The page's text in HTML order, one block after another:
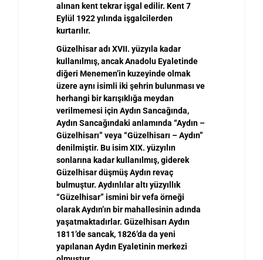
al ınan kent tekrar işgal edilir. Kent 7
Eyl ü l 1922 yı ında işgalcilerden
kurtarı ır.
Güzelhisar adı XVII. yüzyıla kadar
kullanılmış, ancak Anadolu Eyaletinde
diğeri Menemen’in kuzeyinde olmak
üzere aynı isimli iki şehrin bulunması ve
herhangi bir karışıkl ığa meydan
verilmemesi için Aydın Sancağında,
Aydın Sancağındaki anlamında “Aydın –
Güzelhisarı” veya “Güzelhisarı –Aydın”
denilmiştir. Bu isim XIX. yüzyılın
sonlarına kadar kullanılmış, giderek
Güzelhisar düşmüşAydın revaç
bulmuştur. Aydınl ı lar altı yüzyı ık
“Güzelhisar” ismini bir vefa örneği
olarak Aydın’ın bir mahallesinin adında
yaşatmaktadırlar. Güzelhisarı Aydın
1811’de sancak, 1826’da da yeni
yapılanan Aydın Eyaletinin merkezi